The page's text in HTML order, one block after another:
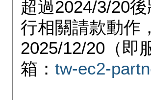
超過2024/3/20
行相關請款動作
2025/12/20（即
箱： tw-ec2-